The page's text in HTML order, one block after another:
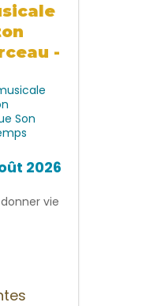
-
Son
2026
vie